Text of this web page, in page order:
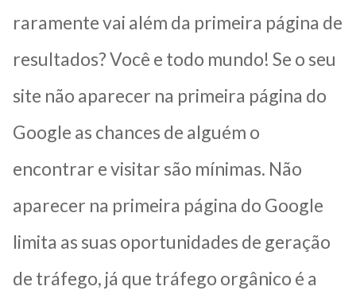
raramente vai além da primeira página de
resultados? Você e todo mundo! Se o seu
site não aparecer na primeira página do
Google as chances de alguém o
encontrar e visitar são mínimas. Não
aparecer na primeira página do Google
limita as suas oportunidades de geração
de tráfego, já que tráfego orgânico é a